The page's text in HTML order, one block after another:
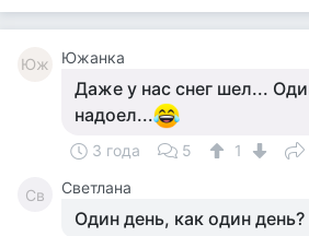
Юж Южанка
Даже у нас снег шел...
надоел...
3 года 5 1
Св Светлана
Один день, как один день?